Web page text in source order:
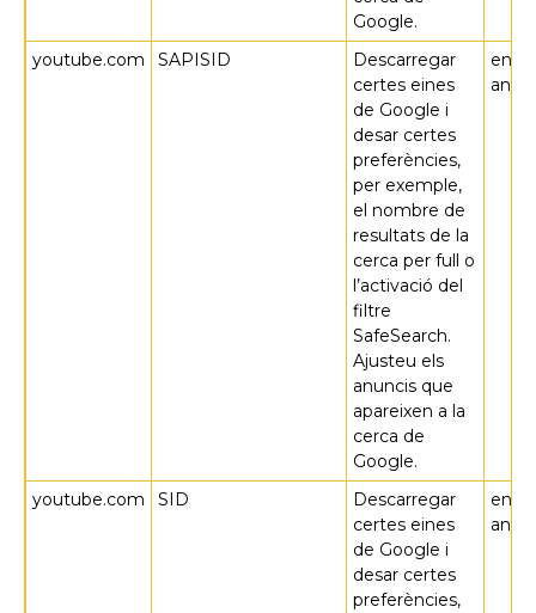
Google.
youtube.com SAPISID
Descarregar
certes eines
de Google i
desar certes
preferències,
per exemple,
el nombre de
resultats de la
cerca per full o
l’activació del
filtre
SafeSearch.
Ajusteu els
anuncis que
apareixen a la
cerca de
Google.
en 2
anys
youtube.com SID
Descarregar
certes eines
de Google i
desar certes
preferències,
en 2
anys